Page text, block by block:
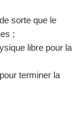
sorte que le
;
libre pour la
terminer la